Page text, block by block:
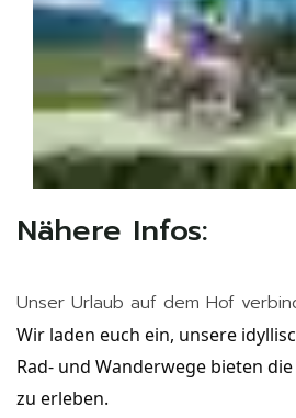
Nähere Infos:
Unser Urlaub auf dem Hof
Wir laden euch ein, unsere
Rad- und Wanderwege bieten
zu erleben.